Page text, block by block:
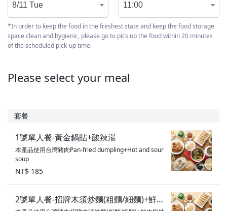
8/11 Tue 11:00
*In order to keep the food in the freshest state and keep the food storage
space clean and hygienic, please go to pick up the food within 20 minutes
of the scheduled pick-up time.
Please select your meal
套餐
1號單人餐-黃金鍋貼+酸辣湯
本產品使用台灣豬肉Pan-fried dumpling+Hot and sour
soup
NT$ 185
2號單人餐-招牌木須炒麵(粗麵/細麵)+鮮肉